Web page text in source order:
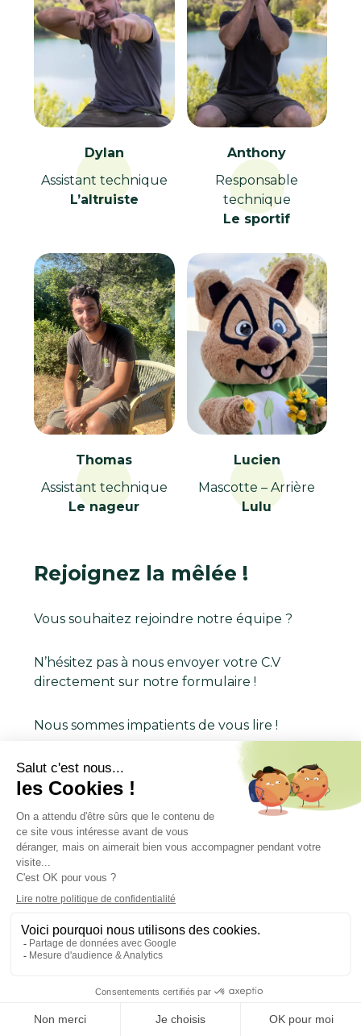
Dylan
Assistant technique
L’altruiste
Anthony
Responsable
technique
Le sportif
Thomas
Assistant technique
Le nageur
Lucien
Mascotte – Arrière
Lulu
Rejoignez la mêlée !
Vous souhaitez rejoindre notre équipe ?
N’hésitez pas à nous envoyer votre C.V
directement sur notre formulaire !
Nous sommes impatients de vous lire !
Je postule !